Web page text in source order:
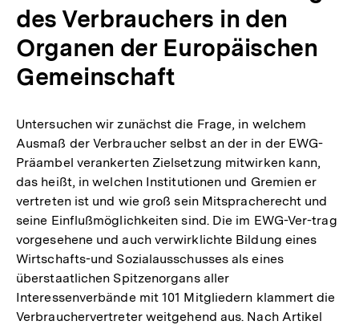
des Verbrauchers in den
Organen der Europäischen
Gemeinschaft
Untersuchen wir zunächst die Frage, in welchem
Ausmaß der Verbraucher selbst an der in der EWG-
Präambel verankerten Zielsetzung mitwirken kann,
das heißt, in welchen Institutionen und Gremien er
vertreten ist und wie groß sein Mitspracherecht und
seine Einflußmöglichkeiten sind. Die im EWG-Ver-trag
vorgesehene und auch verwirklichte Bildung eines
Wirtschafts-und Sozialausschusses als eines
überstaatlichen Spitzenorgans aller
Interessenverbände mit 101 Mitgliedern klammert die
Verbrauchervertreter weitgehend aus. Nach Artikel